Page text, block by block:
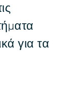
για τα